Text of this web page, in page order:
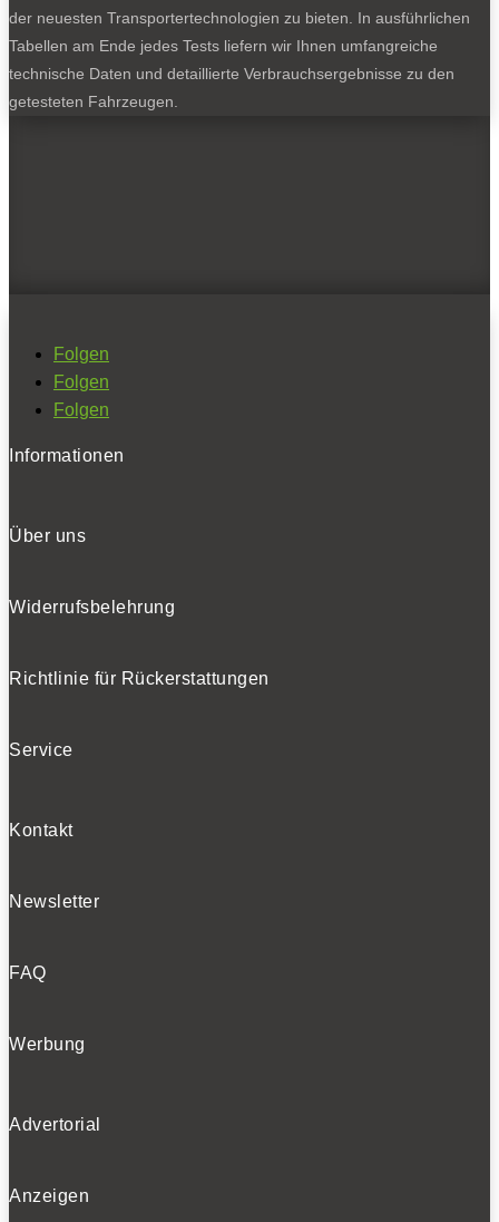
der neuesten Transportertechnologien zu bieten. In ausführlichen
Tabellen am Ende jedes Tests liefern wir Ihnen umfangreiche
technische Daten und detaillierte Verbrauchsergebnisse zu den
getesteten Fahrzeugen.
Folgen
Folgen
Folgen
Informationen
Über uns
Widerrufsbelehrung
Richtlinie für Rückerstattungen
Service
Kontakt
Newsletter
FAQ
Werbung
Advertorial
Anzeigen